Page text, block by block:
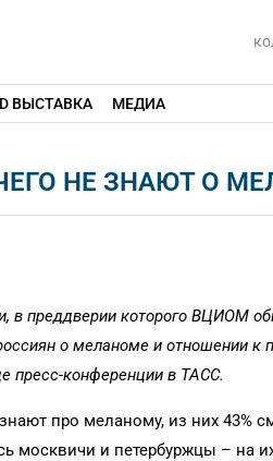
ВЫСТАВКА МЕДИА
НЕ ЗНАЮТ О
преддверии которого ВЦИОМ
о меланоме и отношении
пресс-конференции в ТАСС.
про меланому, из них 43%
москвичи и петербуржцы – на